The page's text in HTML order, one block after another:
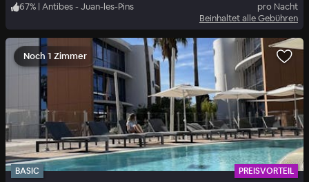
67% | Antibes - Juan-les-Pins
pro Nacht
Beinhaltet alle Gebühren
Noch 1 Zimmer
BASIC PREISVORTEIL